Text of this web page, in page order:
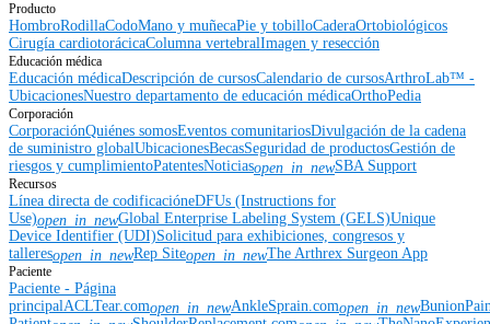
Producto
HombroRodillaCodoMano y muñecaPie y tobilloCaderaOrtobiológicos
Cirugía cardiotorácicaColumna vertebralImagen y resección
Educación médica
Educación médicaDescripción de cursosCalendario de cursosArthroLab™ -
UbicacionesNuestro departamento de educación médicaOrthoPedia
Corporación
CorporaciónQuiénes somosEventos comunitariosDivulgación de la cadena
de suministro globalUbicacionesBecasSeguridad de productosGestión de
riesgos y cumplimientoPatentesNoticiasopen_in_newSBA Support
Recursos
Línea directa de codificacióneDFUs (Instructions for
Use)open_in_newGlobal Enterprise Labeling System (GELS)Unique
Device Identifier (UDI)Solicitud para exhibiciones, congresos y
talleresopen_in_newRep Siteopen_in_newThe Arthrex Surgeon App
Paciente
Paciente - Página
principal ACLTear.comopen_in_newAnkleSprain.comopen_in_new